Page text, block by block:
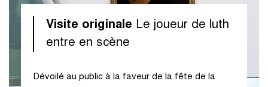
Visite originale Le joueur de luth
entre en scène
Dévoilé au public à la faveur de la fête de la